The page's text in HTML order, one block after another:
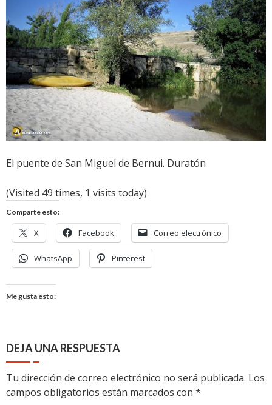
El puente de San Miguel de Bernui. Duratón
(Visited 49 times, 1 visits today)
Comparte esto:
X Facebook Correo electrónico
WhatsApp Pinterest
Me gusta esto:
DEJA UNA RESPUESTA
Tu dirección de correo electrónico no será publicada. Los
campos obligatorios están marcados con *